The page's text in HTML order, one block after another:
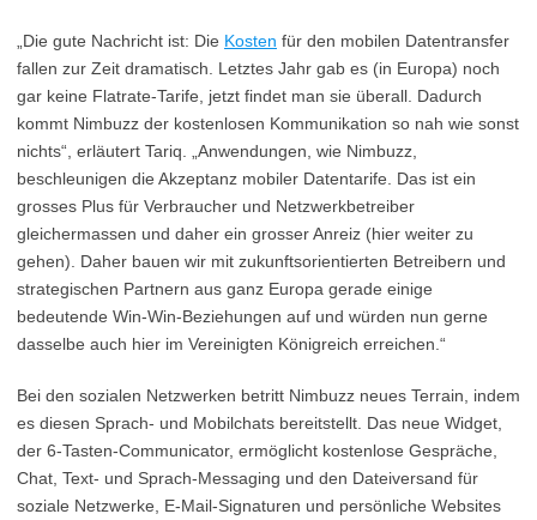
„Die gute Nachricht ist: Die Kosten für den mobilen Datentransfer
fallen zur Zeit dramatisch. Letztes Jahr gab es (in Europa) noch
gar keine Flatrate-Tarife, jetzt findet man sie überall. Dadurch
kommt Nimbuzz der kostenlosen Kommunikation so nah wie sonst
nichts“, erläutert Tariq. „Anwendungen, wie Nimbuzz,
beschleunigen die Akzeptanz mobiler Datentarife. Das ist ein
grosses Plus für Verbraucher und Netzwerkbetreiber
gleichermassen und daher ein grosser Anreiz (hier weiter zu
gehen). Daher bauen wir mit zukunftsorientierten Betreibern und
strategischen Partnern aus ganz Europa gerade einige
bedeutende Win-Win-Beziehungen auf und würden nun gerne
dasselbe auch hier im Vereinigten Königreich erreichen.“
Bei den sozialen Netzwerken betritt Nimbuzz neues Terrain, indem
es diesen Sprach- und Mobilchats bereitstellt. Das neue Widget,
der 6-Tasten-Communicator, ermöglicht kostenlose Gespräche,
Chat, Text- und Sprach-Messaging und den Dateiversand für
soziale Netzwerke, E-Mail-Signaturen und persönliche Websites